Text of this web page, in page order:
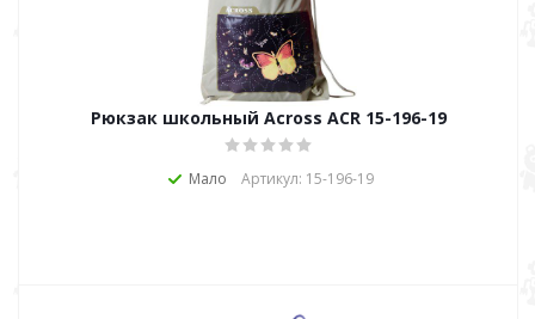
Рюкзак школьный Across ACR 15-196-19
Мало Артикул: 15-196-19